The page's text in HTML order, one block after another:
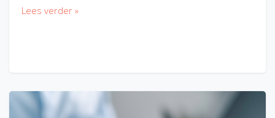
Lees verder »